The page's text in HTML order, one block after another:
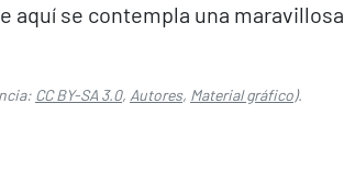
aquí se contempla una maravillosa
CC BY-SA 3.0, Autores, Material gráfico).